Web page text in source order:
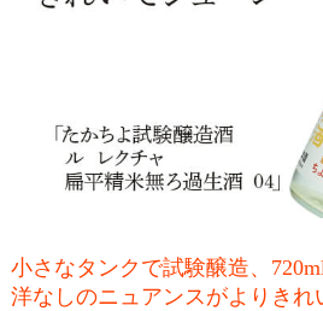
小さなタンクで試験醸造、
洋なしのニュアンスがよりきれ